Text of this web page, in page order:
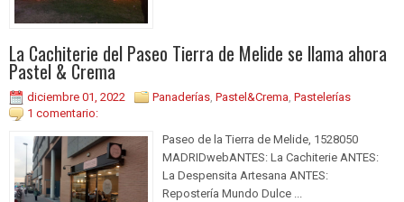
La Cachiterie del Paseo Tierra de Melide se llama ahora
Pastel & Crema
diciembre 01, 2022 Panaderías, Pastel&Crema, Pastelerías
1 comentario:
Paseo de la Tierra de Melide, 1528050
MADRIDwebANTES: La Cachiterie ANTES:
La Despensita Artesana ANTES:
Repostería Mundo Dulce ...